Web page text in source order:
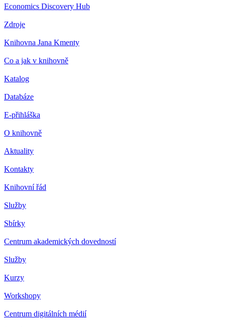
Economics Discovery Hub
Zdroje
Knihovna Jana Kmenty
Co a jak v knihovně
Katalog
Databáze
E-přihláška
O knihovně
Aktuality
Kontakty
Knihovní řád
Služby
Sbírky
Centrum akademických dovedností
Služby
Kurzy
Workshopy
Centrum digitálních médií